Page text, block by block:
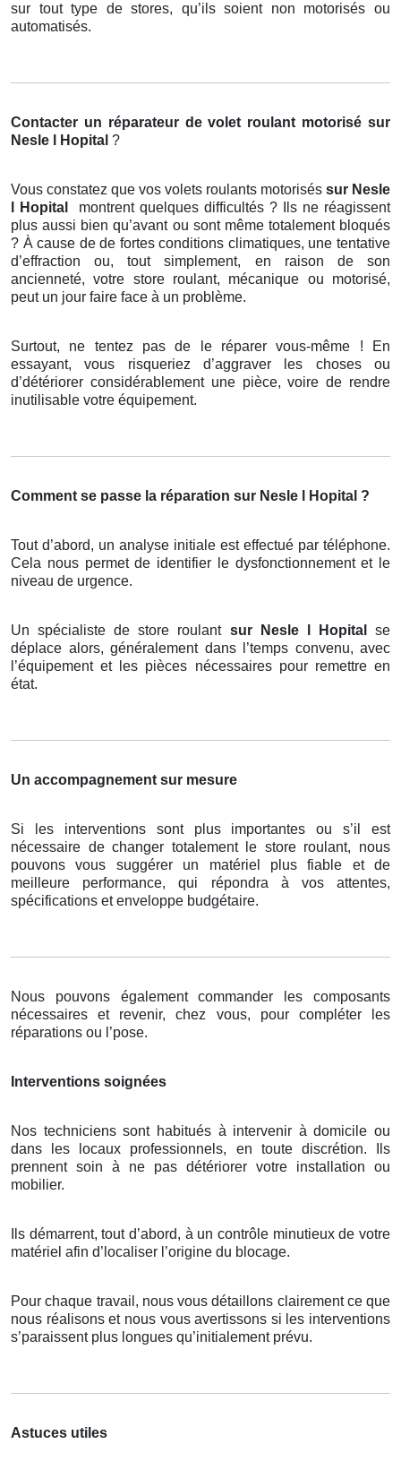
sur tout type de stores, qu’ils soient non motorisés ou
automatisés.
Contacter un réparateur de volet roulant motorisé sur
Nesle l Hopital ?
Vous constatez que vos volets roulants motorisés sur Nesle
l Hopital
montrent quelques difficultés ? Ils ne réagissent
plus aussi bien qu’avant ou sont même totalement bloqués
? À cause de de fortes conditions climatiques, une tentative
d’effraction ou, tout simplement, en raison de son
ancienneté, votre store roulant, mécanique ou motorisé,
peut un jour faire face à un problème.
Surtout, ne tentez pas de le réparer vous-même ! En
essayant, vous risqueriez d’aggraver les choses ou
d’détériorer considérablement une pièce, voire de rendre
inutilisable votre équipement.
Comment se passe la réparation sur Nesle l Hopital ?
Tout d’abord, un analyse initiale est effectué par téléphone.
Cela nous permet de identifier le dysfonctionnement et le
niveau de urgence.
Un spécialiste de store roulant sur Nesle l Hopitalse
déplace alors, généralement dans l’temps convenu, avec
l’équipement et les pièces nécessaires pour remettre en
état.
Un accompagnement sur mesure
Si les interventions sont plus importantes ou s’il est
nécessaire de changer totalement le store roulant, nous
pouvons vous suggérer un matériel plus fiable et de
meilleure performance, qui répondra à vos attentes,
spécifications et enveloppe budgétaire.
Nous pouvons également commander les composants
nécessaires et revenir, chez vous, pour compléter les
réparations ou l’pose.
Interventions soignées
Nos techniciens sont habitués à intervenir à domicile ou
dans les locaux professionnels, en toute discrétion. Ils
prennent soin à ne pas détériorer votre installation ou
mobilier.
Ils démarrent, tout d’abord, à un contrôle minutieux de votre
matériel afin d’localiser l’origine du blocage.
Pour chaque travail, nous vous détaillons clairement ce que
nous réalisons et nous vous avertissons si les interventions
s’paraissent plus longues qu’initialement prévu.
Astuces utiles